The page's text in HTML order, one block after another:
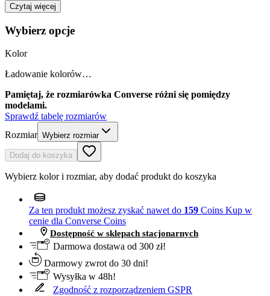
Czytaj więcej
Wybierz opcje
Kolor
Ładowanie kolorów…
Pamiętaj, że rozmiarówka Converse różni się pomiędzy
modelami.
Sprawdź tabelę rozmiarów
Rozmiar Wybierz rozmiar
Dodaj do koszyka
Wybierz kolor i rozmiar, aby dodać produkt do koszyka
Za ten produkt możesz zyskać nawet do 159 Coins Kup w
cenie dla Converse Coins
Dostępność w sklepach stacjonarnych
Darmowa dostawa od 300 zł!
Darmowy zwrot do 30 dni!
Wysyłka w 48h!
Zgodność z rozporządzeniem GSPR